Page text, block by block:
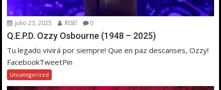
julio 23, 2025 RISE! 0
Q.E.P.D. Ozzy Osbourne (1948 – 2025)
Tu legado vivirá por siempre! Que en paz descanses, Ozzy!
FacebookTweetPin
Uncategorized